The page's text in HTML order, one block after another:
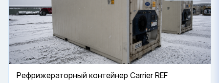
Рефрижераторный контейнер Carrier REF